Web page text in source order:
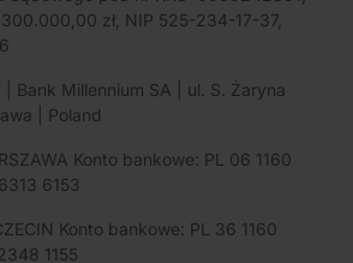
300.000,00 zł, NIP 525-234-17-37,
| Bank Millennium SA | ul. S. Żaryna
| Poland
Konto bankowe: PL 06 1160
6153
Konto bankowe: PL 36 1160
1155